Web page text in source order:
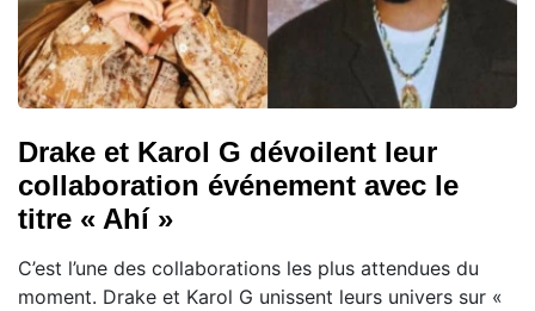
Drake et Karol G dévoilent leur
collaboration événement avec le
titre « Ahí »
C’est l’une des collaborations les plus attendues du
moment. Drake et Karol G unissent leurs univers sur «